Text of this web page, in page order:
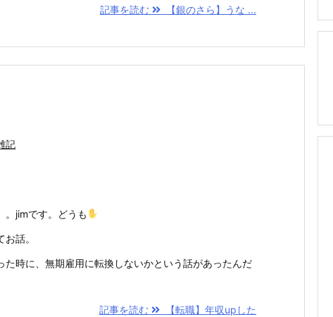
記事を読む 【銀のさら】うな ...
記
。jimです。どうも
話。
た時に、無期雇用に転換しないかという話があったんだ
記事を読む 【転職】年収upした